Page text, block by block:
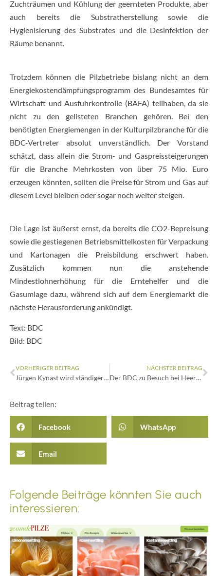
Zuchträumen und Kühlung der geernteten Produkte, aber
auch bereits die Substratherstellung sowie die
Hygienisierung des Substrates und die Desinfektion der
Räume benannt.
Trotzdem können die Pilzbetriebe bislang nicht an dem
Energiekostendämpfungsprogramm des Bundesamtes für
Wirtschaft und Ausfuhrkontrolle (BAFA) teilhaben, da sie
nicht zu den gelisteten Branchen gehören. Bei den
benötigten Energiemengen in der Kulturpilzbranche für die
BDC-Vertreter absolut unverständlich. Der Vorstand
schätzt, dass allein die Strom- und Gaspreissteigerungen
für die Branche Mehrkosten von über 75 Mio. Euro
erzeugen könnten, sollten die Preise für Strom und Gas auf
diesem Level bleiben oder sogar noch weiter steigen.
Die Lage ist äußerst ernst, da bereits die CO2-Bepreisung
sowie die gestiegenen Betriebsmittelkosten für Verpackung
und Kartonagen die Preisbildung erschwert haben.
Zusätzlich kommen nun die anstehende
Mindestlohnerhöhung für die Erntehelfer und die
Gasumlage dazu, während sich auf dem Energiemarkt die
nächste Herausforderung ankündigt.
Text: BDC
Bild: BDC
VORHERIGER BEITRAG
Jürgen Kynast wird ständiger Gast im BDC-Beirat
NÄCHSTER BEITRAG
Der BDC zu Besuch bei Heereco in Uden
Beitrag teilen:
Facebook WhatsApp
Email
Folgende Beiträge könnten Sie auch
interessieren: